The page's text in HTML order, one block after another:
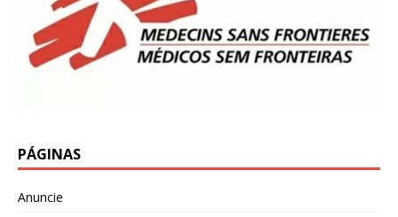
PÁGINAS
Anuncie